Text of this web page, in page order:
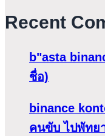
Recent
b"asta
ชื่อ)
binance
คนขับ ไปพัทย